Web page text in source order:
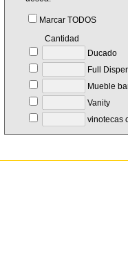
Marcar TODOS
Cantidad
Ducado
Full
Mueble
Vanity
vinotecas